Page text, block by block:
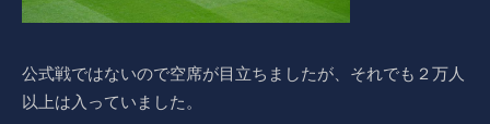
公式戦ではないので空席が目立ちましたが、それでも２万人
以上は入っていました。